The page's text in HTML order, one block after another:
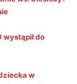
wystąpił do
w